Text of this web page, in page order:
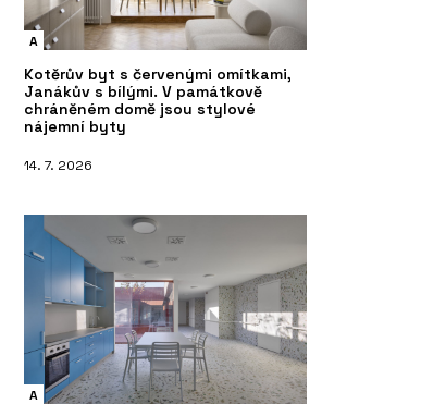
A
Kotěrův byt s červenými omítkami,
Janákův s bílými. V památkově
chráněném domě jsou stylové
nájemní byty
14. 7. 2026
A